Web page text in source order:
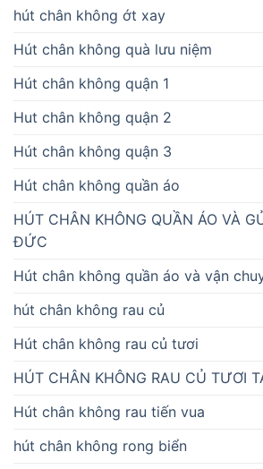
hút chân không ớt xay
Hút chân không quà lưu niệm
Hút chân không quận 1
Hut chân không quận 2
Hút chân không quận 3
Hút chân không quần áo
HÚT CHÂN KHÔNG QUẦN ÁO VÀ
ĐỨC
Hút chân không quần áo và vận
hút chân không rau củ
Hút chân không rau củ tươi
HÚT CHÂN KHÔNG RAU CỦ TƯƠI
Hút chân không rau tiến vua
hút chân không rong biển